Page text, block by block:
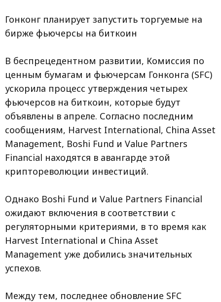
Гонконг планирует запустить торгуемые на
бирже фьючерсы на биткоин
В беспрецедентном развитии, Комиссия по
ценным бумагам и фьючерсам Гонконга (SFC)
ускорила процесс утверждения четырех
фьючерсов на биткоин, которые будут
объявлены в апреле. Согласно последним
сообщениям, Harvest International, China Asset
Management, Boshi Fund и Value Partners
Financial находятся в авангарде этой
криптореволюции инвестиций.
Однако Boshi Fund и Value Partners Financial
ожидают включения в соответствии с
регуляторными критериями, в то время как
Harvest International и China Asset
Management уже добились значительных
успехов.
Между тем, последнее обновление SFC